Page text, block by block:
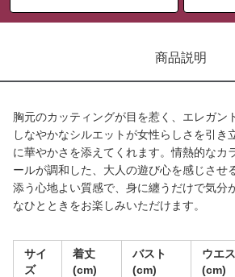
商品説明
胸元のカッティングが目を惹く、エレガン
しなやかなシルエットが女性らしさを引き
に華やかさを添えてくれます。情熱的なカ
ールが調和した、大人の遊び心を感じさせ
添う心地よい質感で、身に纏うだけで気分
なひとときをお楽しみいただけます。
サイ
ズ
着丈
(cm)
バスト
(cm)
ウエ
(cm)